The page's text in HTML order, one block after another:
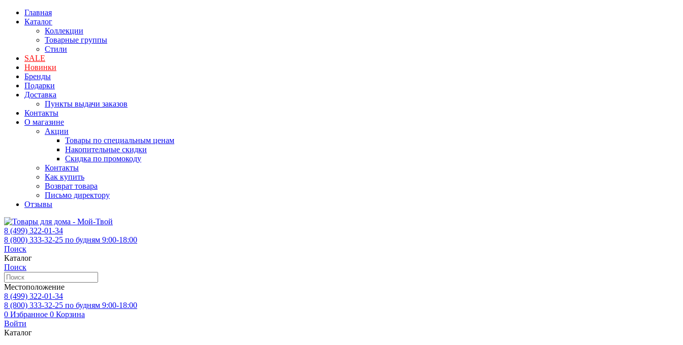
Главная
Каталог
Коллекции
Товарные группы
Стили
SALE
Новинки
Бренды
Подарки
Доставка
Пункты выдачи заказов
Контакты
О магазине
Акции
Товары по специальным ценам
Накопительные скидки
Скидка по промокоду
Контакты
Как купить
Возврат товара
Письмо директору
Отзывы
8 (499) 322-01-34
8 (800) 333-32-25 по будням 9:00-18:00
Поиск
Каталог
Поиск
Местоположение
8 (499) 322-01-34
8 (800) 333-32-25 по будням 9:00-18:00
0 Избранное 0 Корзина
Войти
Каталог